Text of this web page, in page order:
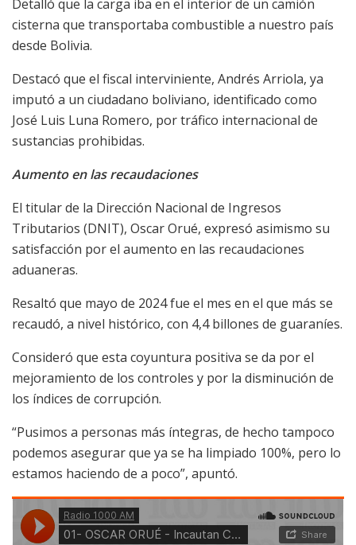
Detalló que la carga iba en el interior de un camión
cisterna que transportaba combustible a nuestro país
desde Bolivia.
Destacó que el fiscal interviniente, Andrés Arriola, ya
imputó a un ciudadano boliviano, identificado como
José Luis Luna Romero, por tráfico internacional de
sustancias prohibidas.
Aumento en las recaudaciones
El titular de la Dirección Nacional de Ingresos
Tributarios (DNIT), Oscar Orué, expresó asimismo su
satisfacción por el aumento en las recaudaciones
aduaneras.
Resaltó que mayo de 2024 fue el mes en el que más se
recaudó, a nivel histórico, con 4,4 billones de guaraníes.
Consideró que esta coyuntura positiva se da por el
mejoramiento de los controles y por la disminución de
los índices de corrupción.
“Pusimos a personas más íntegras, de hecho tampoco
podemos asegurar que ya se ha limpiado 100%, pero lo
estamos haciendo de a poco”, apuntó.